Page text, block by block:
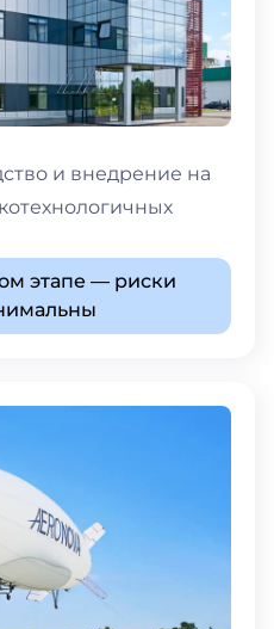
и внедрение на
этапе — риски